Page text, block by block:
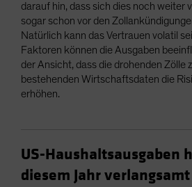
darauf hin, dass sich dies noch weiter
sogar schon vor den
Natürlich kann das Vertrauen volatil
Faktoren können die Ausgaben
der Ansicht, dass die drohenden Zölle
bestehenden Wirtschaftsdaten die
erhöhen.
US-Haushaltsausgaben
diesem Jahr verlangsamt